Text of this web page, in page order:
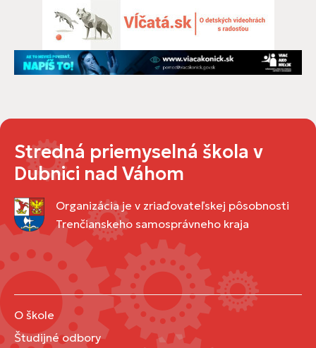
Stredná priemyselná škola v
Dubnici nad Váhom
Organizácia je v zriaďovateľskej pôsobnosti
Trenčianskeho samosprávneho kraja
O škole
Študijné odbory